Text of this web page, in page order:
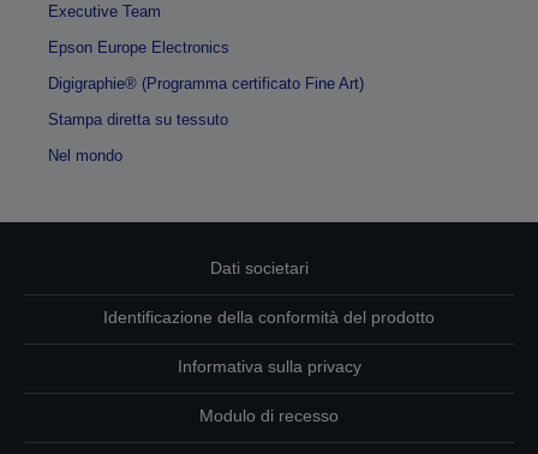
Executive Team
Epson Europe Electronics
Digigraphie® (Programma certificato Fine Art)
Stampa diretta su tessuto
Nel mondo
Dati societari
Identificazione della conformità del prodotto
Informativa sulla privacy
Modulo di recesso